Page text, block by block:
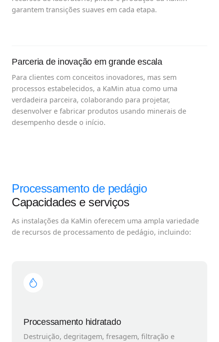
garantem transições suaves em cada etapa.
Parceria de inovação em grande escala
Para clientes com conceitos inovadores, mas sem
processos estabelecidos, a KaMin atua como uma
verdadeira parceira, colaborando para projetar,
desenvolver e fabricar produtos usando minerais de
desempenho desde o início.
Processamento de pedágio
Capacidades e serviços
As instalações da KaMin oferecem uma ampla variedade
de recursos de processamento de pedágio, incluindo:
Processamento hidratado
Destruição, degritagem, fresagem, filtração e